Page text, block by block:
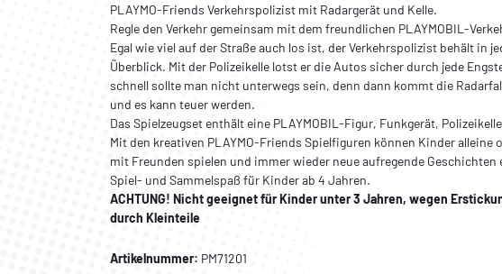
PLAYMO-Friends Verkehrspolizist mit Radargerät und Kelle.
Regle den Verkehr gemeinsam mit dem freundlichen PLAYMOBIL-
Egal wie viel auf der Straße auch los ist, der Verkehrspolizist behält in
Überblick. Mit der Polizeikelle lotst er die Autos sicher durch jede
schnell sollte man nicht unterwegs sein, denn dann kommt die
und es kann teuer werden.
Das Spielzeugset enthält eine PLAYMOBIL-Figur, Funkgerät,
Mit den kreativen PLAYMO-Friends Spielfiguren können Kinder alleine
mit Freunden spielen und immer wieder neue aufregende Geschichten
Spiel- und Sammelspaß für Kinder ab 4 Jahren.
ACHTUNG! Nicht geeignet für Kinder unter 3 Jahren, wegen
durch Kleinteile
Artikelnummer: PM71201